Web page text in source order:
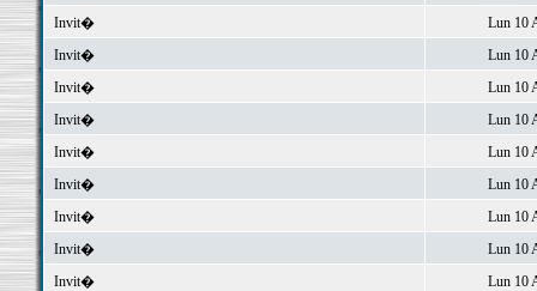
Invit�
Lun 10
Invit�
Lun 10
Invit�
Lun 10
Invit�
Lun 10
Invit�
Lun 10
Invit�
Lun 10
Invit�
Lun 10
Invit�
Lun 10
Invit�
Lun 10